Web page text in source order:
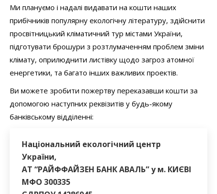
Ми плануємо і надалі видавати на кошти наших
прибічників популярну екологічну літературу, здійснити
просвітницький кліматичний тур містами України,
підготувати брошури з розтлумаченням проблем зміни
клімату, оприлюднити листівку щодо загроз атомної
енергетики, та багато інших важливих проектів.
Ви можете зробити пожертву переказавши кошти за
допомогою наступних реквізитів у будь-якому
банківському відділенні:
Національний екологічний центр
України,
АТ “РАЙФФАЙЗЕН БАНК АВАЛЬ” у м. КИЄВІ
МФО 300335